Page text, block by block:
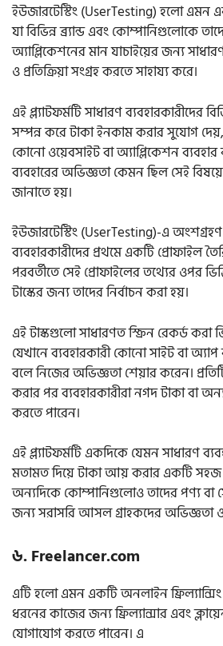
ইউজারটেস্টিং (UserTesting) হলো এমন
যা বিভিন্ন ব্র্যান্ড এবং কোম্পানিগুলোকে
অ্যাপ্লিকেশনের মান যাচাইয়ের জন্য
ও প্রতিক্রিয়া সংগ্রহ করতে সাহায্য করে।
এই প্ল্যাটফর্মটি সাধারণ ব্যবহারকারীদের
সম্পন্ন করে টাকা ইনকাম করার সুযোগ দেয়,
কোনো ওয়েবসাইট বা অ্যাপ্লিকেশন
ব্যবহারের অভিজ্ঞতা কেমন ছিল সেই
জানাতে হয়।
ইউজারটেস্টিং (UserTesting)-এ
ব্যবহারকারীদের প্রথমে একটি প্রোফাইল
পরবর্তীতে সেই প্রোফাইলের তথ্যের ওপর
টাস্কের জন্য তাদের নির্বাচন করা হয়।
এই টাস্কগুলো সাধারণত স্ক্রিন রেকর্ড
যেখানে ব্যবহারকারী কোনো সাইট বা অ্যাপ
বলে নিজের অভিজ্ঞতা শেয়ার করেন।
করার পর ব্যবহারকারীরা নগদ টাকা বা
করতে পারেন।
এই প্ল্যাটফর্মটি একদিকে যেমন সাধারণ
মতামত দিয়ে টাকা আয় করার একটি
অন্যদিকে কোম্পানিগুলোও তাদের পণ্য
জন্য সরাসরি আসল গ্রাহকদের অভিজ্ঞতা
৬. Freelancer.com
এটি হলো এমন একটি অনলাইন ফ্রিল্যান্সিং
ধরনের কাজের জন্য ফ্রিল্যান্সার এবং
যোগাযোগ করতে পারেন। এ